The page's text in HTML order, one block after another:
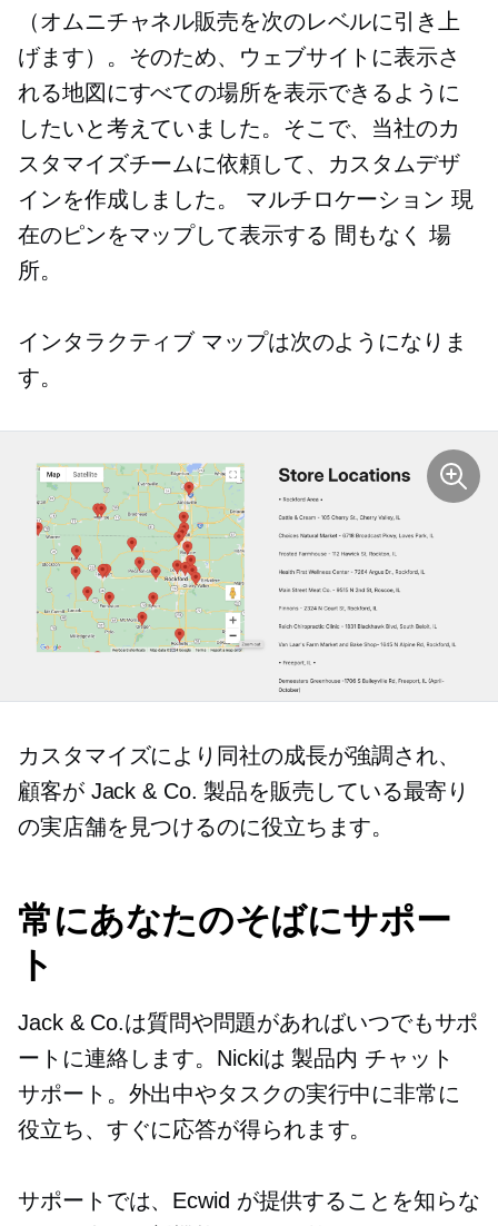
（オムニチャネル販売を次のレベルに引き上
げます）。そのため、ウェブサイトに表示さ
れる地図にすべての場所を表示できるように
したいと考えていました。そこで、当社のカ
スタマイズチームに依頼して、カスタムデザ
インを作成しました。 マルチロケーション 現
在のピンをマップして表示する 間もなく 場
所。
インタラクティブ マップは次のようになりま
す。
カスタマイズにより同社の成長が強調され、
顧客が Jack & Co. 製品を販売している最寄り
の実店舗を見つけるのに役立ちます。
常にあなたのそばにサポー
ト
Jack & Co.は質問や問題があればいつでもサポ
ートに連絡します。Nickiは製品内 チャット
サポート。外出中やタスクの実行中に非常に
役立ち、すぐに応答が得られます。
サポートでは、Ecwid が提供することを知らな